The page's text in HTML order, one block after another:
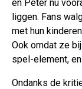
en Peter nu
liggen. Fans
met hun
Ook omdat ze
spel-element,
Ondanks de